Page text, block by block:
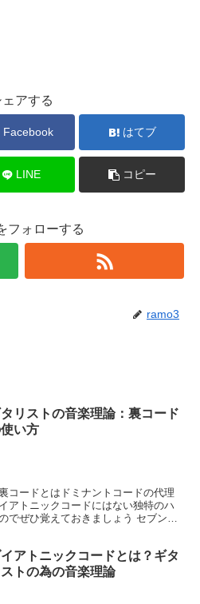
ェアする
Facebook はてブ
LINE コピー
フォローする
ramo3
リストの音楽理論：裏コード
い方
コードとはドミナントコードの代理
アトニックコードにはない独特のハ
でぜひ覚えておきましょう セブンス
アトニックコードとは？ギタ
ストの為の音楽理論